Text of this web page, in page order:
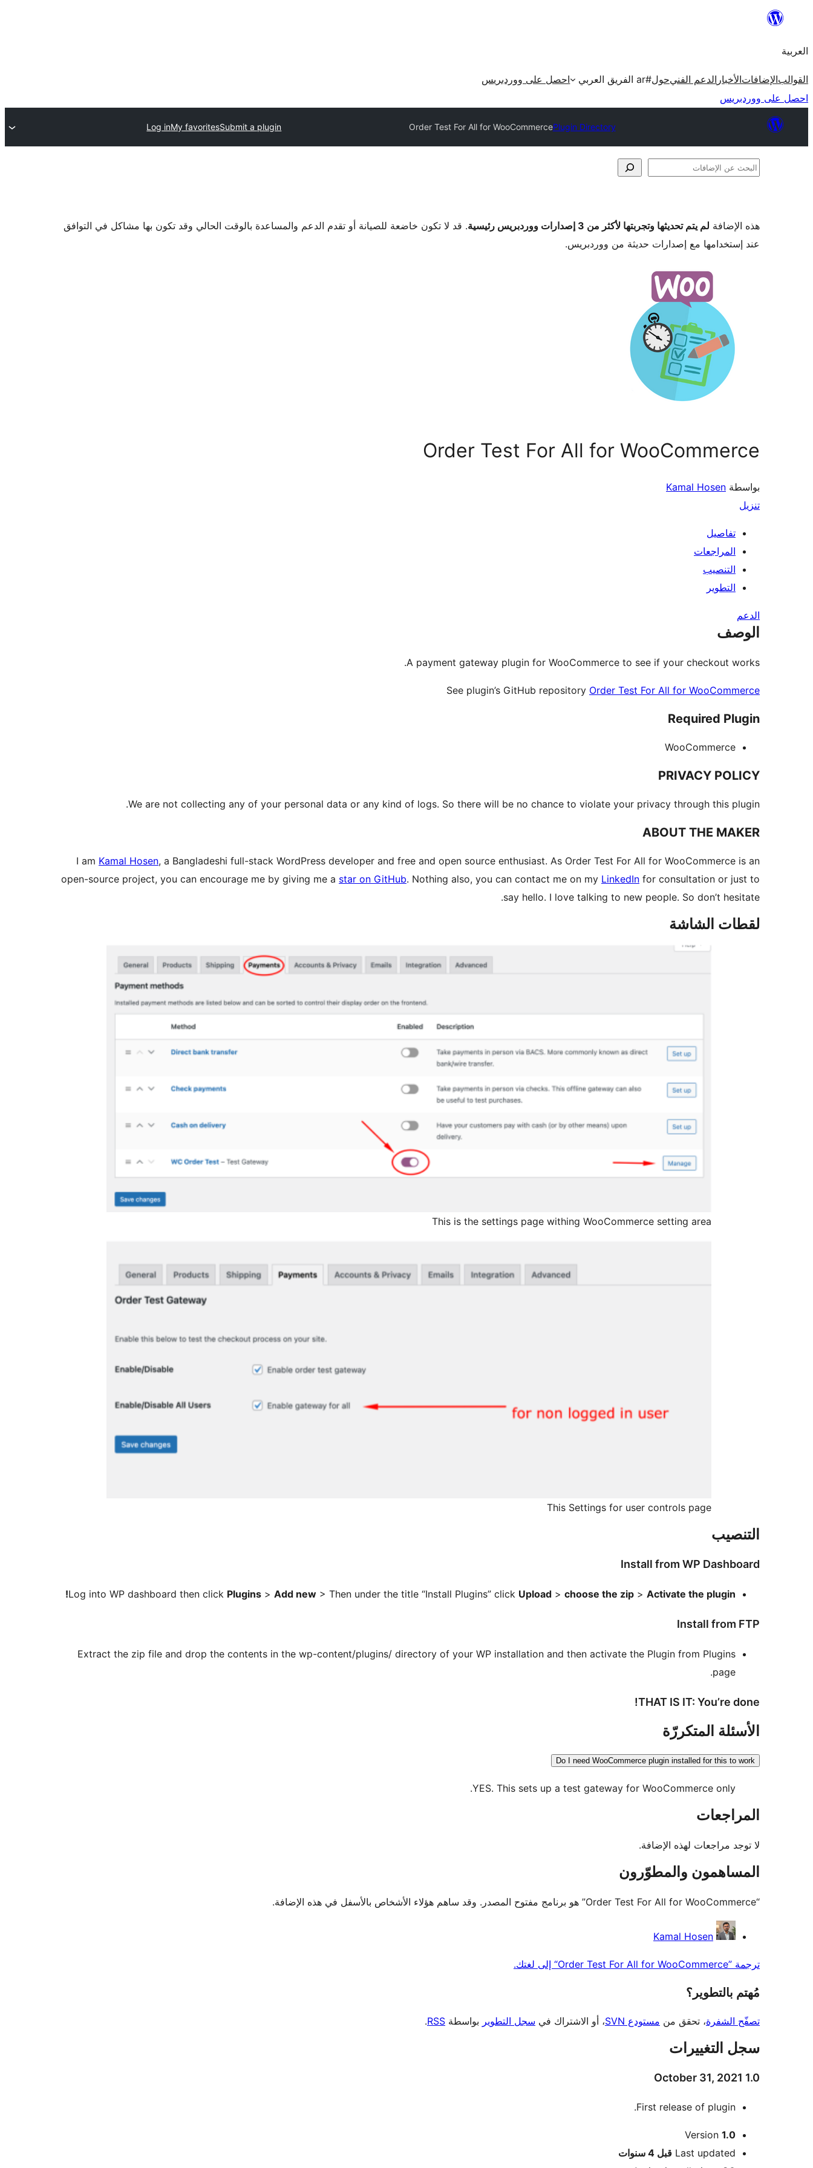
المحتوى
العربية
القوالبالإضافاتالأخبار الدعم الفنيحول#ar الفريق العربي
احصل على ووردبريس
احصل على ووردبريس
Plugin Directory
Order Test For All for WooCommerce
Submit a plugin
My favorites
Log in
البحث
هذه الإضافة لم يتم تحديثها وتجربتها لأكثر من 3 إصدارات ووردبريس رئيسية
. قد لا تكون خاضعة للصيانة أو تقدم الدعم والمساعدة بالوقت الحالي وقد تكون بها مشاكل في التوافق
عند إستخدامها مع إصدارات حديثة من ووردبريس.
Order Test For All for WooCommerce
بواسطة Kamal Hosen
تنزيل
تفاصيل
المراجعات
التنصيب
التطوير
الدعم
الوصف
A payment gateway plugin for WooCommerce to see if your checkout works.
See plugin’s GitHub repository Order Test For All for WooCommerce
Required Plugin
WooCommerce
PRIVACY POLICY
We are not collecting any of your personal data or any kind of logs. So there will be no chance to violate your privacy through this plugin.
ABOUT THE MAKER
I am Kamal Hosen, a Bangladeshi full-stack WordPress developer and free and open source enthusiast. As Order Test For All for WooCommerce is an
open-source project, you can encourage me by giving me a star on GitHub. Nothing also, you can contact me on my LinkedIn for consultation or just to
say hello. I love talking to new people. So don’t hesitate.
لقطات الشاشة
This is the settings page withing WooCommerce setting area
This Settings for user controls page
التنصيب
Install from WP Dashboard
Log into WP dashboard then click Plugins > Add new > Then under the title “Install Plugins” click Upload > choose the zip > Activate the plugin!
Install from FTP
Extract the zip file and drop the contents in the wp-content/plugins/ directory of your WP installation and then activate the Plugin from Plugins
page.
THAT IS IT: You’re done!
الأسئلة المتكررّة
Do I need WooCommerce plugin installed for this to work
YES. This sets up a test gateway for WooCommerce only.
المراجعات
لا توجد مراجعات لهذه الإضافة.
المساهمون والمطوّرون
“Order Test For All for WooCommerce” هو برنامج مفتوح المصدر. وقد ساهم هؤلاء الأشخاص بالأسفل في هذه الإضافة.
المساهمون
Kamal Hosen
ترجمة ”Order Test For All for WooCommerce“ إلى لغتك.
مُهتم بالتطوير؟
تصفّح الشفرة، تحقق من مستودع SVN ، أو الاشتراك في سجل التطوير بواسطة RSS
.
سجل التغييرات
1.0 October 31, 2021
First release of plugin.
ميتا
Meta
Version 1.0
Last updated قبل 4 سنوات